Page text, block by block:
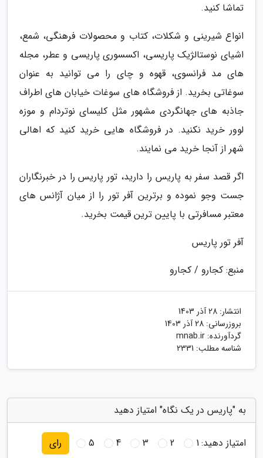
تماشا کنید.
انواع شیرینی و شکلات، کتاب و محصولات فرهنگی، شمع،
اشیای نوستالژیک پاریسی، اکسسوری پاریسی و عطر، مجله
های مد فرانسوی، قهوه و چای را می توانید به عنوان
سوغاتی بخرید. از فروشگاه های سوغات خیابان های اطراف
جاذبه های جهانگردی مشهور مثل کلیسای نوتردام و موزه
لوور خرید نکنید. در فروشگاه هایی خرید کنید که اهالی
شهر از آنجا خرید می نمایند.
اگر قصد سفر به پاریس را دارید، تور پاریس را در خبرنگاران
جست وجو نموده و برترین آفر تور را از میان آژانس های
معتبر مسافرتی با پایین ترین قیمت بخرید.
آفر تور پاریس
منبع: کجارو / کجارو
انتشار: 28 آذر 1403
بروزرسانی: 28 آذر 1403
گردآورنده: mnab.ir
شناسه مطلب: 2331
به "پاریس در یک نگاه" امتیاز دهید
امتیاز دهید:1
2
3
4
5 رای